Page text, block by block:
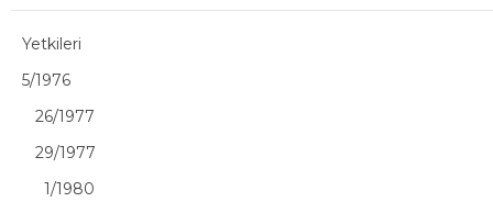
Yetkileri
5/1976
26/1977
29/1977
1/1980